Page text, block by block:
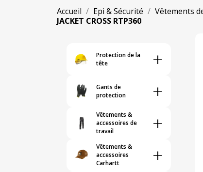
Accueil Epi & Sécurité Vêtements
JACKET CROSS RTP360
Protection de la
tête
+
Gants de
protection
+
Vêtements &
accessoires de
travail
+
Vêtements &
accessoires
Carhartt
+